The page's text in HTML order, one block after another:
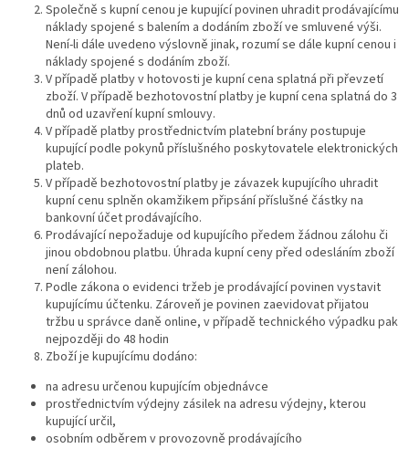
Společně s kupní cenou je kupující povinen uhradit prodávajícímu
náklady spojené s balením a dodáním zboží ve smluvené výši.
Není-li dále uvedeno výslovně jinak, rozumí se dále kupní cenou i
náklady spojené s dodáním zboží.
V případě platby v hotovosti je kupní cena splatná při převzetí
zboží. V případě bezhotovostní platby je kupní cena splatná do 3
dnů od uzavření kupní smlouvy.
V případě platby prostřednictvím platební brány postupuje
kupující podle pokynů příslušného poskytovatele elektronických
plateb.
V případě bezhotovostní platby je závazek kupujícího uhradit
kupní cenu splněn okamžikem připsání příslušné částky na
bankovní účet prodávajícího.
Prodávající nepožaduje od kupujícího předem žádnou zálohu či
jinou obdobnou platbu. Úhrada kupní ceny před odesláním zboží
není zálohou.
Podle zákona o evidenci tržeb je prodávající povinen vystavit
kupujícímu účtenku. Zároveň je povinen zaevidovat přijatou
tržbu u správce daně online, v případě technického výpadku pak
nejpozději do 48 hodin
Zboží je kupujícímu dodáno:
na adresu určenou kupujícím objednávce
prostřednictvím výdejny zásilek na adresu výdejny, kterou
kupující určil,
osobním odběrem v provozovně prodávajícího